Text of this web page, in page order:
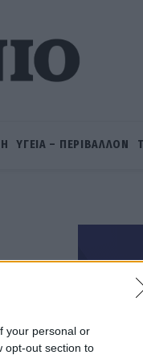
your personal or
opt-out section to
ΥΓΕΙΑ – ΠΕΡΙΒΑΛΛΟΝ